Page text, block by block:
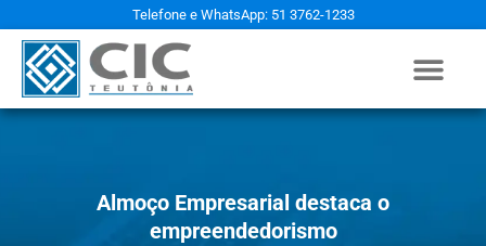
Telefone e WhatsApp: 51 3762-1233
Almoço Empresarial destaca o
empreendedorismo